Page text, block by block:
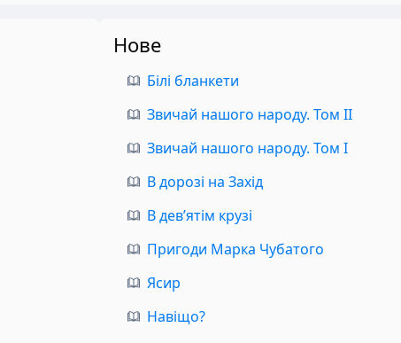
Нове
Білі бланкети
Звичай нашого народу. Том II
Звичай нашого народу. Том I
В дорозі на Захід
В дев’ятім крузі
Пригоди Марка Чубатого
Ясир
Навіщо?